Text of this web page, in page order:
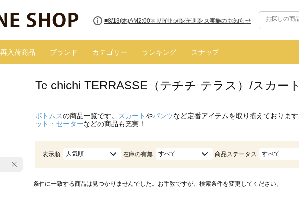
■8/13(木)AM2:00～サイトメンテナンス実施のお知らせ
再入荷商品 ブランド カテゴリー ランキング スナップ
Te chichi TERRASSE（テチチ テラス）/スカー
ボトムスの商品一覧です。 スカートやパンツなど定番アイテムを取り揃えておりま
ット・セーターなどの商品も充実！
表示順 人気順 在庫の有無 すべて 商品ステータス すべて
条件に一致する商品は見つかりませんでした。お手数ですが、検索条件を変更してください。